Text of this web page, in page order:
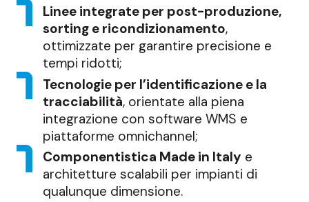
Linee integrate per post-produzione,
sorting e ricondizionamento,
ottimizzate per garantire precisione e
tempi ridotti;
Tecnologie per l’identificazione e la
tracciabilità, orientate alla piena
integrazione con software WMS e
piattaforme omnichannel;
Componentistica Made in Italy e
architetture scalabili per impianti di
qualunque dimensione.